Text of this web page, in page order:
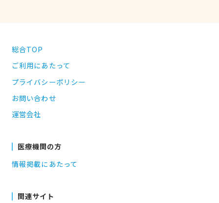
総合TOP
ご利用にあたって
プライバシーポリシー
お問い合わせ
運営会社
医療機関の方
情報掲載にあたって
関連サイト